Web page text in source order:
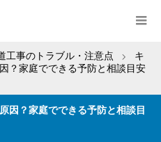
工事のトラブル・注意点
キ
？家庭でできる予防と相談目安
因？家庭でできる予防と相談目